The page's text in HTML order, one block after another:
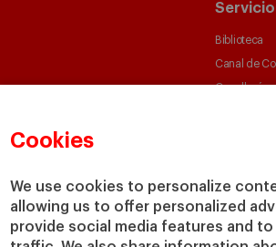
Cookies
We use cookies to personalize
allowing us to offer personalized
provide social media features and to
Biblioteca
Canal de
Capellanía